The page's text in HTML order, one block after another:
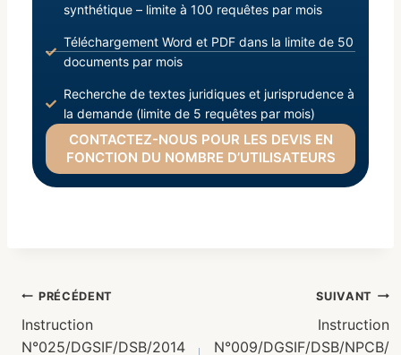
synthétique – limite à 100 requêtes par mois
Téléchargement Word et PDF dans la limite de 50
documents par mois
Recherche de textes juridiques et jurisprudence à
la demande (limite de 5 requêtes par mois)
CONTACTEZ-NOUS POUR LES DEVIS EN
FONCTION DU NOMBRE D’UTILISATEURS
PRÉCÉDENT
Instruction
N°025/DGSIF/DSB/2014
SUIVANT
Instruction
N°009/DGSIF/DSB/NPCB/